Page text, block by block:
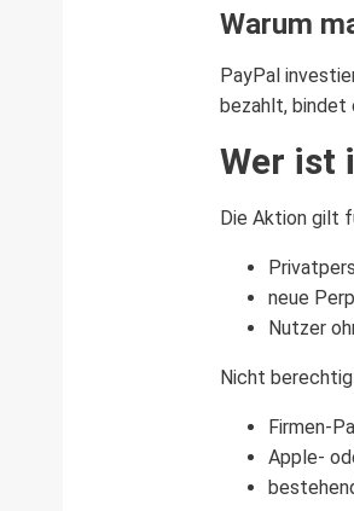
Warum
PayPal
bezahlt, bindet
Wer ist
Die Aktion gilt
neue
Nutzer
Nicht
Firmen-
Apple-